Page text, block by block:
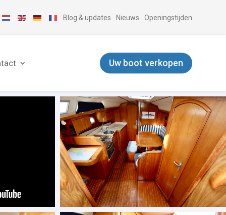
Blog & updates Nieuws Openingstijden
Uw boot verkopen